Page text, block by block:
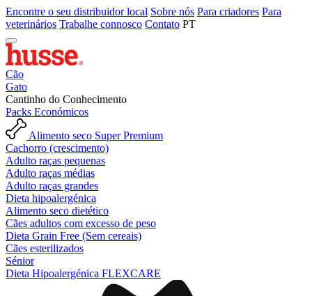
Encontre o seu distribuidor local Sobre nós Para criadores Para
veterinários Trabalhe connosco Contato PT
Cão
Gato
Cantinho do Conhecimento
Packs Económicos
Alimento seco Super Premium
Cachorro (crescimento)
Adulto raças pequenas
Adulto raças médias
Adulto raças grandes
Dieta hipoalergénica
Alimento seco dietético
Cães adultos com excesso de peso
Dieta Grain Free (Sem cereais)
Cães esterilizados
Sénior
Dieta Hipoalergénica FLEXCARE